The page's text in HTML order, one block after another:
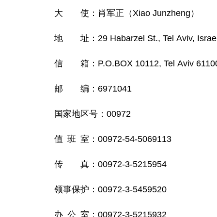
大 使：肖军正（Xiao Junzheng）
地 址：29 Habarzel St., Tel Aviv, Israel
信 箱：P.O.BOX 10112, Tel Aviv
邮 编：6971041
国家地区号：00972
值 班 室：00972-54-5069113
传 真：00972-3-5215954
领事保护：00972-3-5459520
办 公 室：00972-3-5215932